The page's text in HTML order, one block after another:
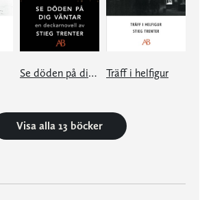
Se döden på dig väntar Träff i helfigur
Visa alla 13 böcker